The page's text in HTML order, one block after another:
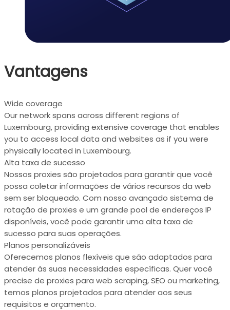
Vantagens
Wide coverage
Our network spans across different regions of
Luxembourg, providing extensive coverage that enables
you to access local data and websites as if you were
physically located in Luxembourg.
Alta taxa de sucesso
Nossos proxies são projetados para garantir que você
possa coletar informações de vários recursos da web
sem ser bloqueado. Com nosso avançado sistema de
rotação de proxies e um grande pool de endereços IP
disponíveis, você pode garantir uma alta taxa de
sucesso para suas operações.
Planos personalizáveis
Oferecemos planos flexíveis que são adaptados para
atender às suas necessidades específicas. Quer você
precise de proxies para web scraping, SEO ou marketing,
temos planos projetados para atender aos seus
requisitos e orçamento.